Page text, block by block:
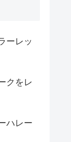
ーレッ
クをレ
ハレー